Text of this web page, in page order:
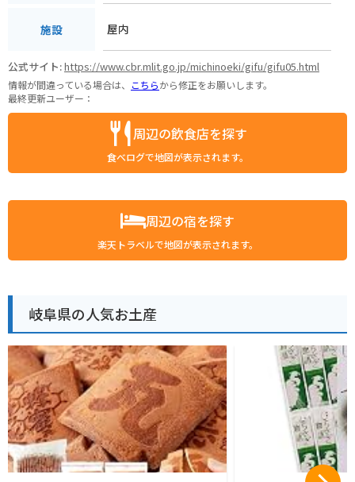
施設 屋内
公式サイト:https://www.cbr.mlit.go.jp/michinoeki/gifu/gifu05.html
情報が間違っている場合は、 こちらから修正をお願いします。
最終更新ユーザー：
周辺の飲食店を探す
食べログで地図が表示されます。
周辺の宿を探す
楽天トラベルで地図が表示されます。
岐阜県の人気お土産